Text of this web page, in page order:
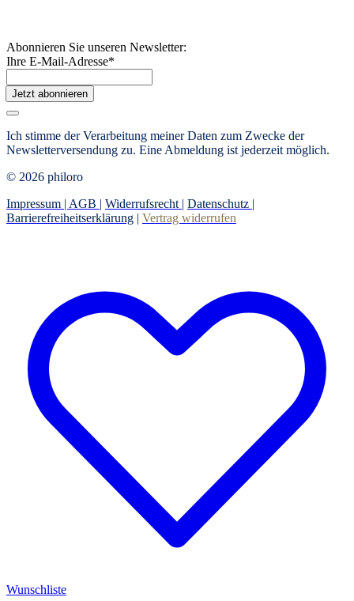
Abonnieren Sie unseren Newsletter:
Ihre E-Mail-Adresse*
Jetzt abonnieren
Ich stimme der Verarbeitung meiner Daten zum Zwecke der
Newsletterversendung zu. Eine Abmeldung ist jederzeit möglich.
© 2026 philoro
Impressum | AGB | Widerrufsrecht | Datenschutz |
Barrierefreiheitserklärung | Vertrag widerrufen
Wunschliste